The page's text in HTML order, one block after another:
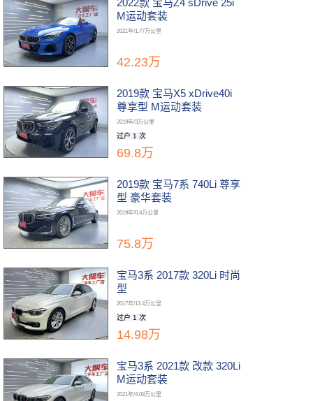
2022款 宝马Z4 sDrive 25i
M运动套装
2021年/1.77万公里
42.23万
2019款 宝马X5 xDrive40i
尊享型 M运动套装
2019年/3万公里
过户 1 次
69.8万
2019款 宝马7系 740Li 尊享
型 豪华套装
2019年/0.4万公里
75.8万
宝马3系 2017款 320Li 时尚
型
2017年/13.4万公里
过户 1 次
14.98万
宝马3系 2021款 改款 320Li
M运动套装
2021年/4.08万公里